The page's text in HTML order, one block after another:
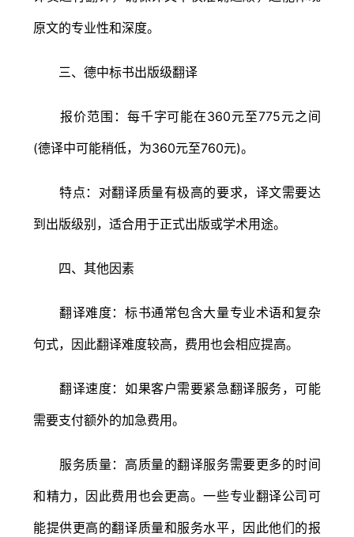
原文的专业性和深度。
三、德中标书出版级翻译
报价范围：每千字可能在360元至775元之间
(德译中可能稍低，为360元至760元)。
特点：对翻译质量有极高的要求，译文需要达
到出版级别，适合用于正式出版或学术用途。
四、其他因素
翻译难度：标书通常包含大量专业术语和复杂
句式，因此翻译难度较高，费用也会相应提高。
翻译速度：如果客户需要紧急翻译服务，可能
需要支付额外的加急费用。
服务质量：高质量的翻译服务需要更多的时间
和精力，因此费用也会更高。一些专业翻译公司可
能提供更高的翻译质量和服务水平，因此他们的报